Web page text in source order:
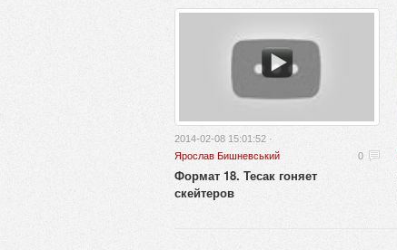
2014-02-08 15:01:52 ·
Ярослав Бишневський
0
Формат 18. Тесак гоняет
скейтеров